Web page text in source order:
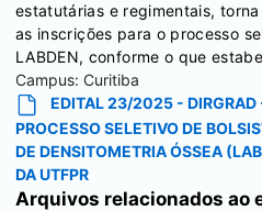
estatutárias e regimentais,
as inscrições para o processo
LABDEN, conforme o que
Campus: Curitiba
EDITAL 23/2025 -
PROCESSO SELETIVO DE
DE DENSITOMETRIA ÓSSEA
DA UTFPR
Arquivos relacionados ao